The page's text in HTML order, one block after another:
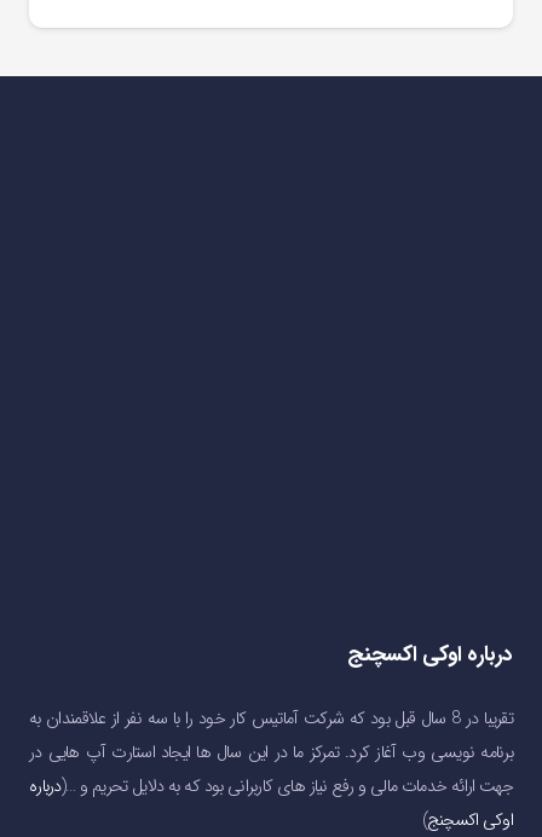
درباره اوکی اکسچنج
تقریبا در 8 سال قبل بود که شرکت آماتیس کار خود را با سه نفر از علاقمندان به
برنامه نویسی وب آغاز کرد. تمرکز ما در این سال ها ایجاد استارت آپ هایی در
جهت ارائه خدمات مالی و رفع نیاز های کاربرانی بود که به دلایل تحریم و …(درباره
اوکی اکسچنج)